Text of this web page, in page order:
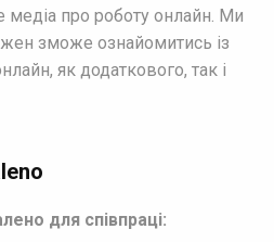
медіа про роботу онлайн. Ми
зможе ознайомитись із
як додаткового, так і
для співпраці: